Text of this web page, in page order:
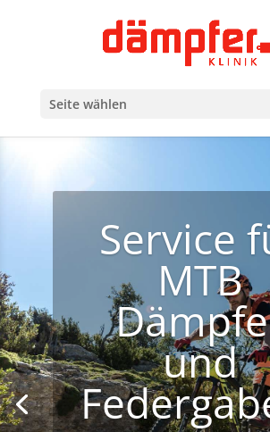
Seite wählen
Service
MTB
und